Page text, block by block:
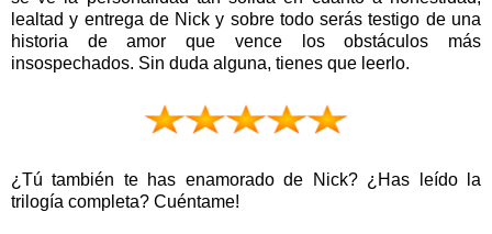
lealtad y entrega de Nick y sobre todo serás testigo de una
historia de amor que vence los obstáculos más
insospechados. Sin duda alguna, tienes que leerlo.
¿Tú también te has enamorado de Nick? ¿Has leído la
trilogía completa? Cuéntame!